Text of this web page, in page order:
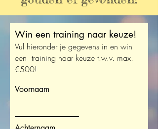
Win een training naar keuze!
Vul hieronder je gegevens in en win
een training naar keuze t.w.v. max.
€500!
Voornaam